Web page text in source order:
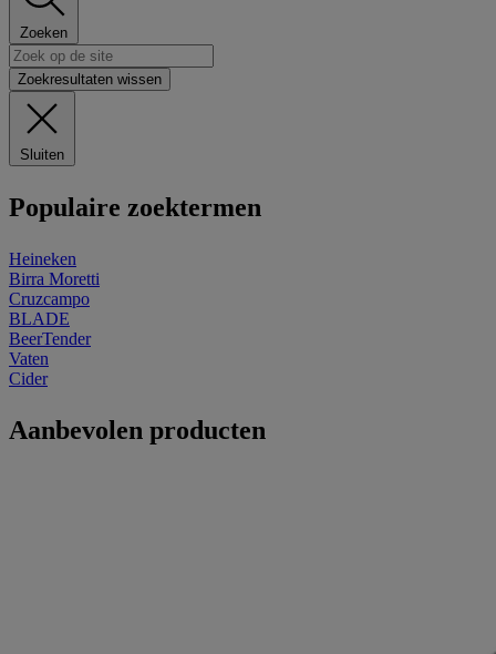
Zoeken
Zoekresultaten wissen
Sluiten
Populaire zoektermen
Heineken
Birra Moretti
Cruzcampo
BLADE
BeerTender
Vaten
Cider
Aanbevolen producten